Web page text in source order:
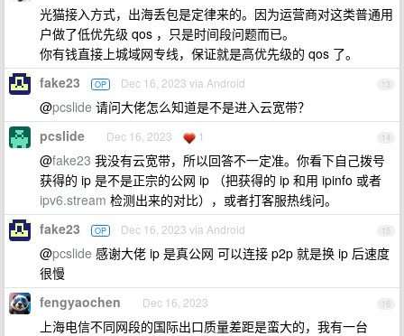
光猫接入方式，出海丢包是定律来的。因为运营商对这类普通用
户做了低优先级 qos ，只是时间段问题而已。
你有钱直接上城域网专线，保证就是高优先级的 qos 了。
13
fake23 OP Dec 16, 2023 via Android
@pcslide 请问大佬怎么知道是不是进入云宽带？
14
pcslide Dec 16, 2023 1
@fake23 我没有云宽带，所以回答不一定准。你看下自己拨号
获得的 ip 是不是正宗的公网 ip （把获得的 ip 和用 ipinfo 或者
ipv6.stream 检测出来的对比），或者打客服热线问。
15
fake23 OP Dec 16, 2023 via Android
@pcslide 感谢大佬 ip 是真公网 可以连接 p2p 就是换 ip 后速度
很慢
16
fengyaochen Dec 16, 2023
上海电信不同网段的国际出口质量差距是蛮大的，我有一台